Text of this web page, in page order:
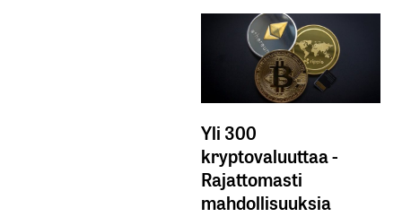
Yli 300
kryptovaluuttaa -
Rajattomasti
mahdollisuuksia